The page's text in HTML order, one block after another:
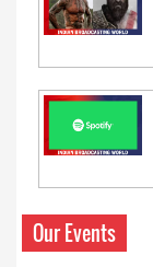
Our Events